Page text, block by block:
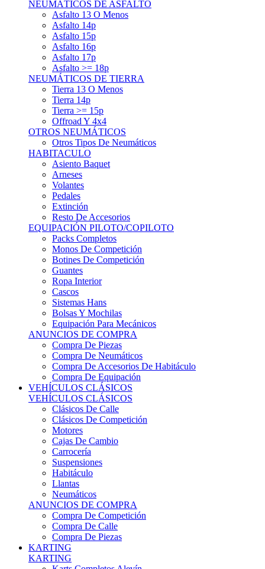
Asfalto 14p
Asfalto 15p
Asfalto 16p
Asfalto 17p
Asfalto >= 18p
NEUMÁTICOS DE TIERRA
Tierra 13 O Menos
Tierra 14p
Tierra >= 15p
Offroad Y 4x4
OTROS NEUMÁTICOS
Otros Tipos De Neumáticos
HABITACULO
Asiento Baquet
Arneses
Volantes
Pedales
Extinción
Resto De Accesorios
EQUIPACIÓN PILOTO/COPILOTO
Packs Completos
Monos De Competición
Botines De Competición
Guantes
Ropa Interior
Cascos
Sistemas Hans
Bolsas Y Mochilas
Equipación Para Mecánicos
ANUNCIOS DE COMPRA
Compra De Piezas
Compra De Neumáticos
Compra De Accesorios De Habitáculo
Compra De Equipación
VEHÍCULOS CLÁSICOS
VEHÍCULOS CLÁSICOS
Clásicos De Calle
Clásicos De Competición
Motores
Cajas De Cambio
Carrocería
Suspensiones
Habitáculo
Llantas
Neumáticos
ANUNCIOS DE COMPRA
Compra De Competición
Compra De Calle
Compra De Piezas
KARTING
KARTING
Karts Completos Alevín
Karts Completos Cadete